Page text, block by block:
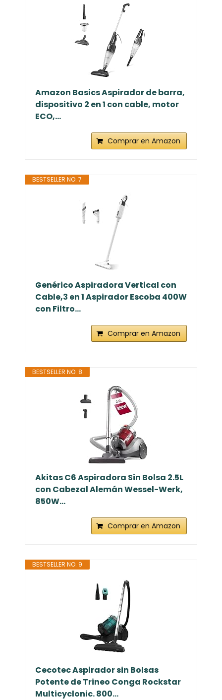
Amazon Basics Aspirador de barra,
dispositivo 2 en 1 con cable, motor
ECO,...
Comprar en Amazon
BESTSELLER NO. 7
Genérico Aspiradora Vertical con
Cable,3 en 1 Aspirador Escoba 400W
con Filtro...
Comprar en Amazon
BESTSELLER NO. 8
Akitas C6 Aspiradora Sin Bolsa 2.5L
con Cabezal Alemán Wessel-Werk,
850W...
Comprar en Amazon
BESTSELLER NO. 9
Cecotec Aspirador sin Bolsas
Potente de Trineo Conga Rockstar
Multicyclonic. 800...